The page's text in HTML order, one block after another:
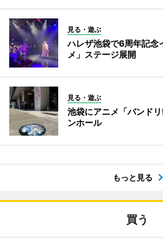
見る・遊ぶ
ハレザ池袋で6周年記
メ」ステージ展開
見る・遊ぶ
池袋にアニメ「バンド
ンホール
もっと見る
買う